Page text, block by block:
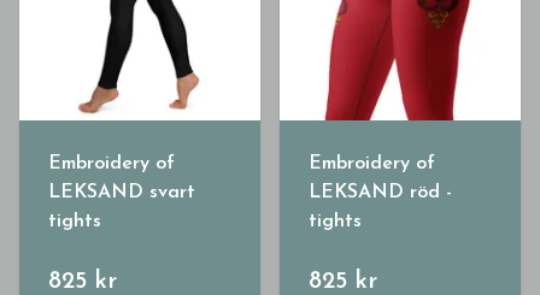
Embroidery of
LEKSAND svart
tights
825 kr
Embroidery of
LEKSAND röd -
tights
825 kr